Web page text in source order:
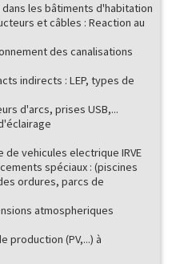
les bâtiments d'habitation
et câbles : Reaction au
des canalisations
indirects : LEP, types de
d'arcs, prises USB,...
vehicules electrique IRVE
spéciaux : (piscines
ordures, parcs de
atmospheriques
production (PV,...) à